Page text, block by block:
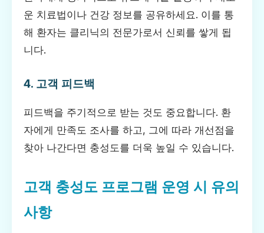
운 치료법이나 건강 정보를 공유하세요. 이를 통
해 환자는 클리닉의 전문가로서 신뢰를 쌓게 됩
니다.
4. 고객 피드백
피드백을 주기적으로 받는 것도 중요합니다. 환
자에게 만족도 조사를 하고, 그에 따라 개선점을
찾아 나간다면 충성도를 더욱 높일 수 있습니다.
고객 충성도 프로그램 운영 시 유의
사항